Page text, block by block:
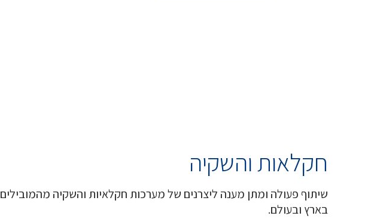
חקלאות והשקיה
שיתוף פעולה ומתן מענה ליצרנים של מערכות חקלאיות והשקיה מהמובילים
בארץ ובעולם.